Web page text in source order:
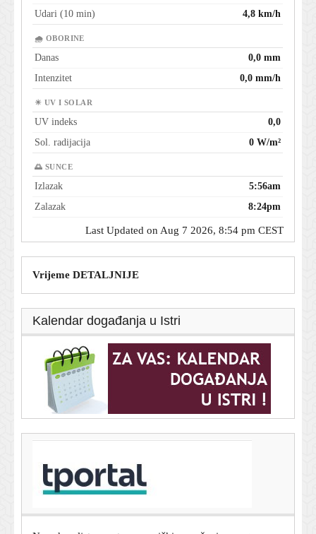
Udari (10 min)
4,8 km/h
🌧 OBORINE
Danas
0,0 mm
Intenzitet
0,0 mm/h
☀ UV I SOLAR
UV indeks
0,0
Sol. radijacija
0 W/m²
🌅 SUNCE
Izlazak
5:56am
Zalazak
8:24pm
Last Updated on Aug 7 2026, 8:54 pm CEST
Vrijeme DETALJNIJE
Kalendar događanja u Istri
Milinović zaprijetio: Ako nadležni ne reagiraju,
dolazimo u Zagreb